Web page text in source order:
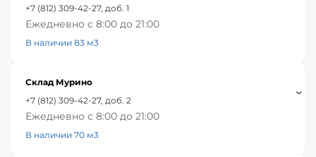
+7 (812) 309-42-27, доб. 1
Ежедневно с 8:00 до 21:00
В наличии 83 м3
Склад Мурино
+7 (812) 309-42-27, доб. 2
Ежедневно с 8:00 до 21:00
В наличии 70 м3